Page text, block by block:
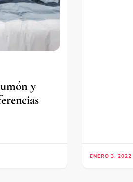
y
ENERO 3, 2022